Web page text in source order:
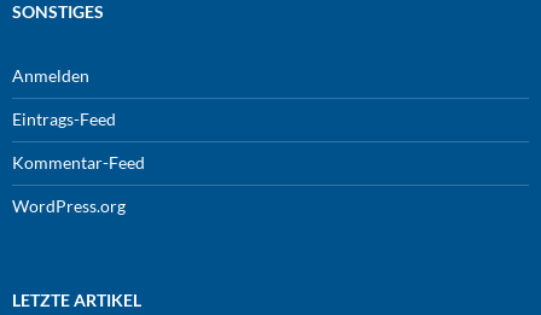
SONSTIGES
Anmelden
Eintrags-Feed
Kommentar-Feed
WordPress.org
LETZTE ARTIKEL